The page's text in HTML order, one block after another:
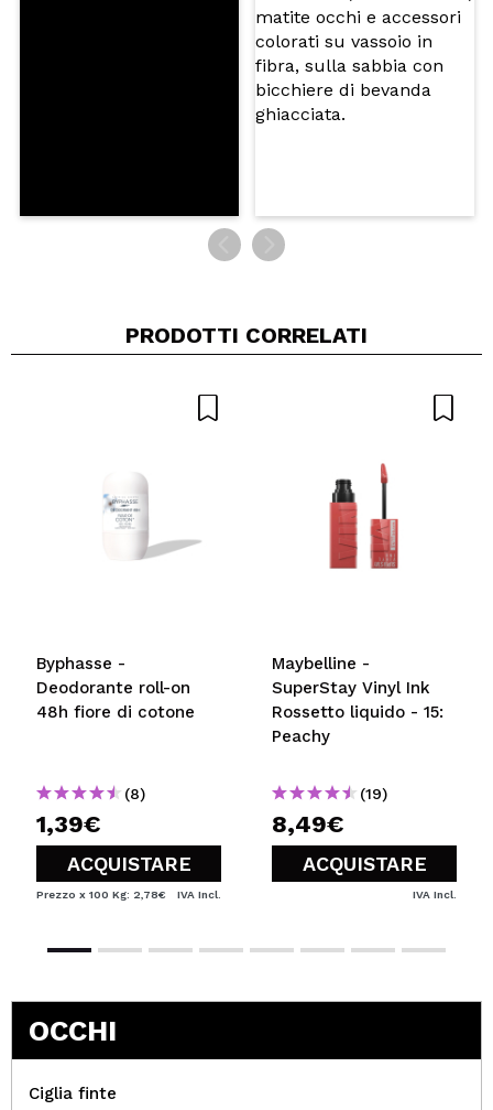
PRODOTTI CORRELATI
Byphasse -
Deodorante roll-on
48h fiore di cotone
(8)
1,39€
ACQUISTARE
Prezzo x 100 Kg: 2,78€ IVA Incl.
Maybelline -
SuperStay Vinyl Ink
Rossetto liquido - 15:
Peachy
(19)
8,49€
ACQUISTARE
IVA Incl.
OCCHI
Ciglia finte